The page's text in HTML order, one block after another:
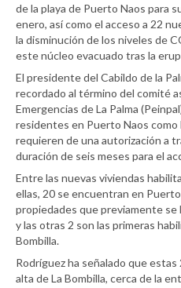
de la playa de Puerto Naos para
enero, así como el acceso a 22
la disminución de los niveles de
este núcleo evacuado tras la
El presidente del Cabildo de la
recordado al término del comité
Emergencias de La Palma
residentes en Puerto Naos como
requieren de una autorización a
duración de seis meses para el
Entre las nuevas viviendas
ellas, 20 se encuentran en
propiedades que previamente se
y las otras 2 son las primeras
Bombilla.
Rodríguez ha señalado que estas
alta de La Bombilla, cerca de la